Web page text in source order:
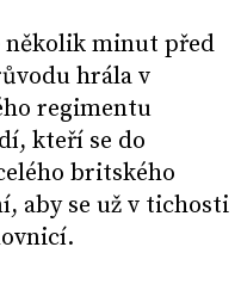
několik minut před
hrála v
regimentu
kteří se do
britského
aby se už v tichosti